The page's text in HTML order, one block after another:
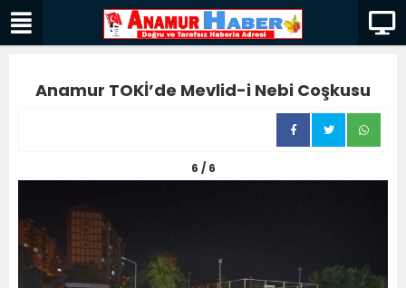
Anamur TOKİ’de Mevlid-i Nebi Coşkusu
6 / 6